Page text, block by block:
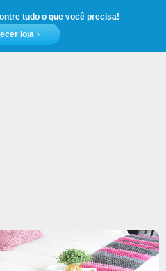
tudo o que você precisa!
loja